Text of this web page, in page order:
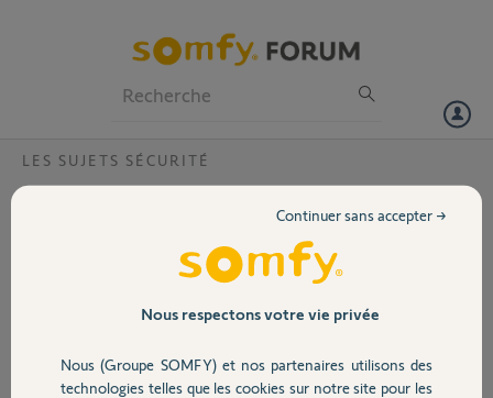
Volet
Sécurité
LES SUJETS SÉCURITÉ
Bonjour,
On ma enlever le film sur
la caméra de la platine de
rue V400, par quoi le
remplacer
Joint une photo.
Nous respectons votre vie privée
Nous (Groupe SOMFY) et nos partenaires utilisons des
technologies telles que les cookies sur notre site pour les
Continuer sans accepter →